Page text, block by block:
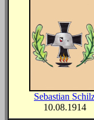
Sebastian
10.08.1914